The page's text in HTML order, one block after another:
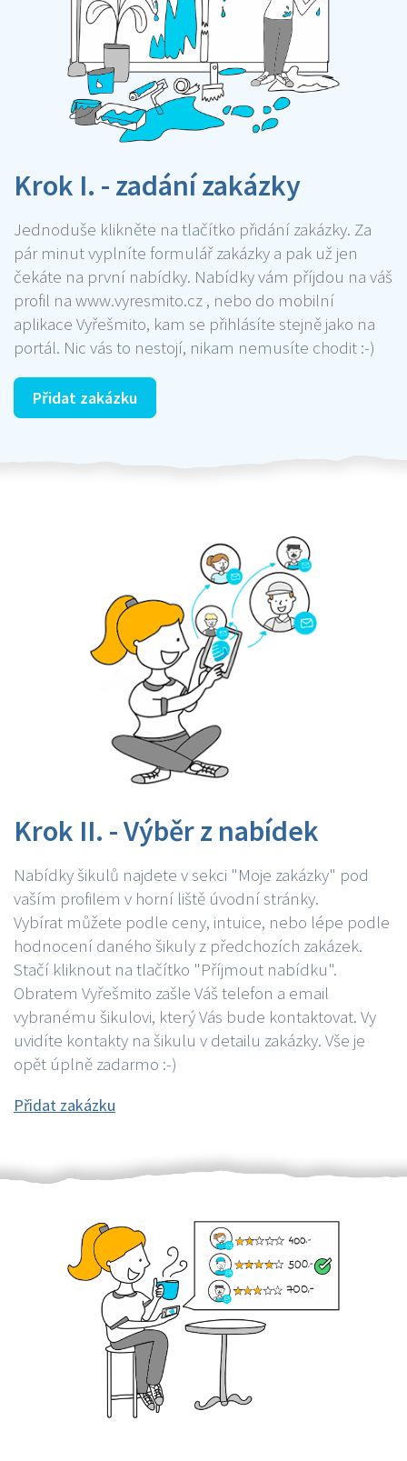
Krok I. - zadání zakázky
Jednoduše klikněte na tlačítko přidání zakázky. Za
pár minut vyplníte formulář zakázky a pak už jen
čekáte na první nabídky. Nabídky vám příjdou na váš
profil na www.vyresmito.cz , nebo do mobilní
aplikace Vyřešmito, kam se přihlásíte stejně jako na
portál. Nic vás to nestojí, nikam nemusíte chodit :-)
Přidat zakázku
Krok II. - Výběr z nabídek
Nabídky šikulů najdete v sekci "Moje zakázky" pod
vaším profilem v horní liště úvodní stránky.
Vybírat můžete podle ceny, intuice, nebo lépe podle
hodnocení daného šikuly z předchozích zakázek.
Stačí kliknout na tlačítko "Příjmout nabídku".
Obratem Vyřešmito zašle Váš telefon a email
vybranému šikulovi, který Vás bude kontaktovat. Vy
uvidíte kontakty na šikulu v detailu zakázky. Vše je
opět úplně zadarmo :-)
Přidat zakázku